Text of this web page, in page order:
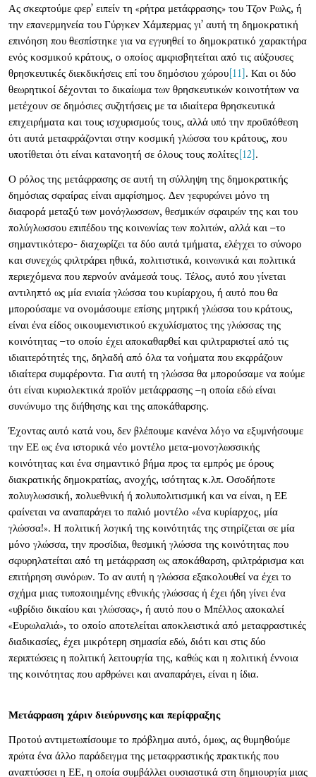
Ας σκεφτούμε φερ’ ειπείν τη «ρήτρα μετάφρασης» του Τζον Ρωλς, ή
την επανερμηνεία του Γύργκεν Χάμπερμας γι’ αυτή τη δημοκρατική
επινόηση που θεσπίστηκε για να εγγυηθεί το δημοκρατικό χαρακτήρα
ενός κοσμικού κράτους, ο οποίος αμφισβητείται από τις αύξουσες
θρησκευτικές διεκδικήσεις επί του δημόσιου χώρου[11]. Και οι δύο
θεωρητικοί δέχονται το δικαίωμα των θρησκευτικών κοινοτήτων να
μετέχουν σε δημόσιες συζητήσεις με τα ιδιαίτερα θρησκευτικά
επιχειρήματα και τους ισχυρισμούς τους, αλλά υπό την προϋπόθεση
ότι αυτά μεταφράζονται στην κοσμική γλώσσα του κράτους, που
υποτίθεται ότι είναι κατανοητή σε όλους τους πολίτες[12].
Ο ρόλος της μετάφρασης σε αυτή τη σύλληψη της δημοκρατικής
δημόσιας σφαίρας είναι αμφίσημος. Δεν γεφυρώνει μόνο τη
διαφορά μεταξύ των μονόγλωσσων, θεσμικών σφαιρών της και του
πολύγλωσσου επιπέδου της κοινωνίας των πολιτών, αλλά και –το
σημαντικότερο- διαχωρίζει τα δύο αυτά τμήματα, ελέγχει το σύνορο
και συνεχώς φιλτράρει ηθικά, πολιτιστικά, κοινωνικά και πολιτικά
περιεχόμενα που περνούν ανάμεσά τους. Τέλος, αυτό που γίνεται
αντιληπτό ως μία ενιαία γλώσσα του κυρίαρχου, ή αυτό που θα
μπορούσαμε να ονομάσουμε επίσης μητρική γλώσσα του κράτους,
είναι ένα είδος οικουμενιστικού εκχυλίσματος της γλώσσας της
κοινότητας –το οποίο έχει αποκαθαρθεί και φιλτραριστεί από τις
ιδιαιτερότητές της, δηλαδή από όλα τα νοήματα που εκφράζουν
ιδιαίτερα συμφέροντα. Για αυτή τη γλώσσα θα μπορούσαμε να πούμε
ότι είναι κυριολεκτικά προϊόν μετάφρασης –η οποία εδώ είναι
συνώνυμο της διήθησης και της αποκάθαρσης.
Έχοντας αυτό κατά νου, δεν βλέπουμε κανένα λόγο να εξυμνήσουμε
την ΕΕ ως ένα ιστορικά νέο μοντέλο μετα-μονογλωσσικής
κοινότητας και ένα σημαντικό βήμα προς τα εμπρός με όρους
διακρατικής δημοκρατίας, ανοχής, ισότητας κ.λπ. Οσοδήποτε
πολυγλωσσική, πολυεθνική ή πολυπολιτισμική και να είναι, η ΕΕ
φαίνεται να αναπαράγει το παλιό μοντέλο «ένα κυρίαρχος, μία
γλώσσα!». Η πολιτική λογική της κοινότητάς της στηρίζεται σε μία
μόνο γλώσσα, την προσίδια, θεσμική γλώσσα της κοινότητας που
σφυρηλατείται από τη μετάφραση ως αποκάθαρση, φιλτράρισμα και
επιτήρηση συνόρων. Το αν αυτή η γλώσσα εξακολουθεί να έχει το
σχήμα μιας τυποποιημένης εθνικής γλώσσας ή έχει ήδη γίνει ένα
«υβρίδιο δικαίου και γλώσσας», ή αυτό που ο Μπέλλος αποκαλεί
«Ευρωλαλιά», το οποίο αποτελείται αποκλειστικά από μεταφραστικές
διαδικασίες, έχει μικρότερη σημασία εδώ, διότι και στις δύο
περιπτώσεις η πολιτική λειτουργία της, καθώς και η πολιτική έννοια
της κοινότητας που αρθρώνει και αναπαράγει, είναι η ίδια.
Μετάφραση χάριν διεύρυνσης και περίφραξης
Προτού αντιμετωπίσουμε το πρόβλημα αυτό, όμως, ας θυμηθούμε
πρώτα ένα άλλο παράδειγμα της μεταφραστικής πρακτικής που
αναπτύσσει η ΕΕ, η οποία συμβάλλει ουσιαστικά στη δημιουργία μιας